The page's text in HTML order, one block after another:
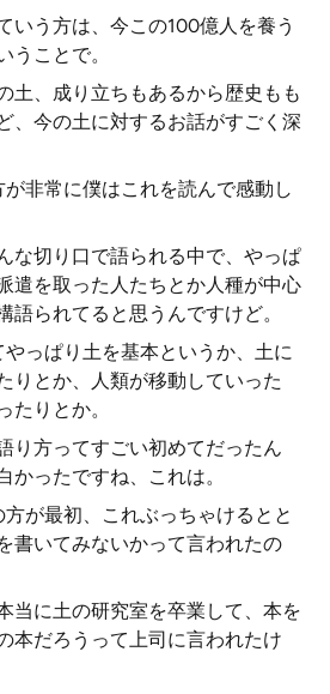
いう方は、今この100億人を養う
うことで。
土、成り立ちもあるから歴史もも
、今の土に対するお話がすごく深
非常に僕はこれを読んで感動し
な切り口で語られる中で、やっぱ
遣を取った人たちとか人種が中心
語られてると思うんですけど。
っぱり土を基本というか、土に
りとか、人類が移動していった
たりとか。
り方ってすごい初めてだったん
かったですね、これは。
が最初、これぶっちゃけるとと
書いてみないかって言われたの
当に土の研究室を卒業して、本を
本だろうって上司に言われたけ